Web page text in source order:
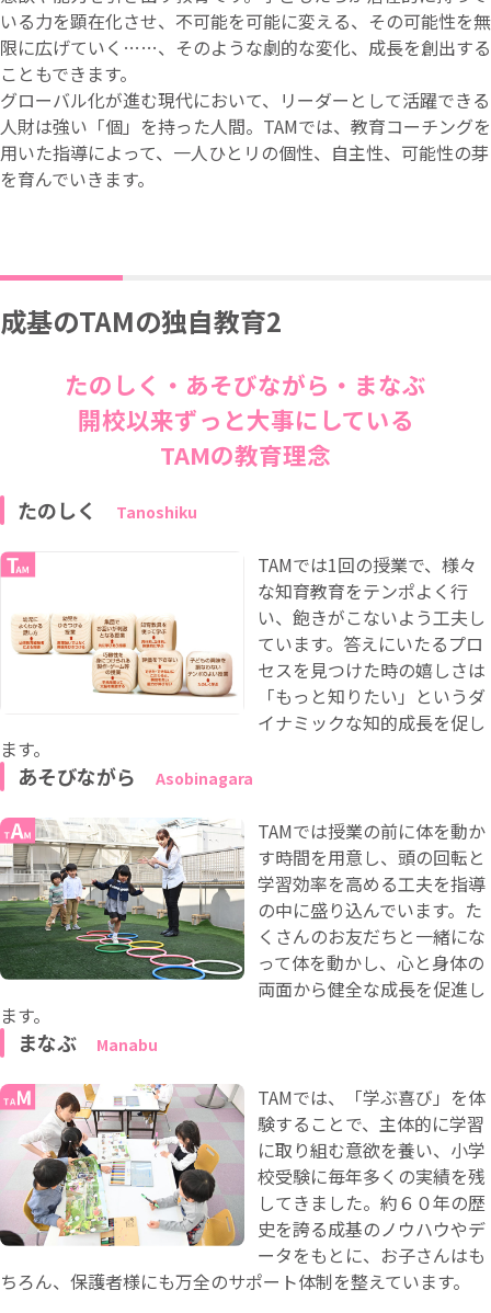
いる力を顕在化させ、不可能を可能に変える、その可能性を無
限に広げていく……、そのような劇的な変化、成長を創出する
こともできます。
グローバル化が進む現代において、リーダーとして活躍できる
人財は強い「個」を持った人間。TAMでは、教育コーチングを
用いた指導によって、一人ひとリの個性、自主性、可能性の芽
を育んでいきます。
成基のTAMの独自教育2
たのしく・あそびながら・まなぶ
開校以来ずっと大事にしている
TAMの教育理念
たのしく
TAMでは1回の授業で、様々
な知育教育をテンポよく行
い、飽きがこないよう工夫し
ています。答えにいたるプロ
セスを見つけた時の嬉しさは
「もっと知りたい」というダ
イナミックな知的成長を促し
ます。
あそびながら
TAMでは授業の前に体を動か
す時間を用意し、頭の回転と
学習効率を高める工夫を指導
の中に盛り込んでいます。た
くさんのお友だちと一緒にな
って体を動かし、心と身体の
両面から健全な成長を促進し
ます。
まなぶ
TAMでは、「学ぶ喜び」を体
験することで、主体的に学習
に取り組む意欲を養い、小学
校受験に毎年多くの実績を残
してきました。約６０年の歴
史を誇る成基のノウハウやデ
ータをもとに、お子さんはも
ちろん、保護者様にも万全のサポート体制を整えています。